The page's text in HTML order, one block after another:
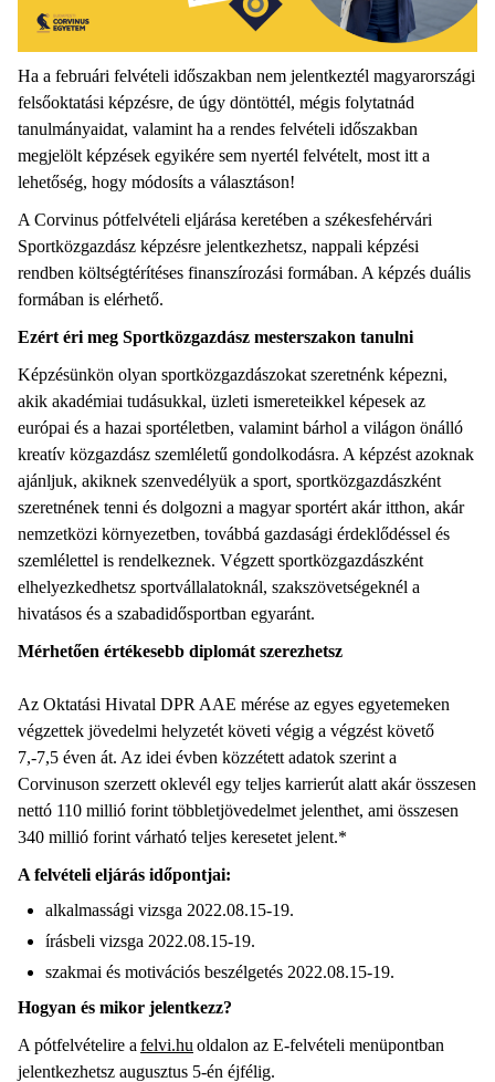
Ha a februári felvételi időszakban nem jelentkeztél magyarországi
felsőoktatási képzésre, de úgy döntöttél, mégis folytatnád
tanulmányaidat, valamint ha a rendes felvételi időszakban
megjelölt képzések egyikére sem nyertél felvételt, most itt a
lehetőség, hogy módosíts a választáson!
A Corvinus pótfelvételi eljárása keretében a székesfehérvári
Sportközgazdász képzésre jelentkezhetsz, nappali képzési
rendben költségtérítéses finanszírozási formában. A képzés duális
formában is elérhető.
Ezért éri meg Sportközgazdász mesterszakon tanulni
Képzésünkön olyan sportközgazdászokat szeretnénk képezni,
akik akadémiai tudásukkal, üzleti ismereteikkel képesek az
európai és a hazai sportéletben, valamint bárhol a világon önálló
kreatív közgazdász szemléletű gondolkodásra. A képzést azoknak
ajánljuk, akiknek szenvedélyük a sport, sportközgazdászként
szeretnének tenni és dolgozni a magyar sportért akár itthon, akár
nemzetközi környezetben, továbbá gazdasági érdeklődéssel és
szemlélettel is rendelkeznek. Végzett sportközgazdászként
elhelyezkedhetsz sportvállalatoknál, szakszövetségeknél a
hivatásos és a szabadidősportban egyaránt.
Mérhetően értékesebb diplomát szerezhetsz
Az Oktatási Hivatal DPR AAE mérése az egyes egyetemeken
végzettek jövedelmi helyzetét követi végig a végzést követő
7,-7,5 éven át. Az idei évben közzétett adatok szerint a
Corvinuson szerzett oklevél egy teljes karrierút alatt akár összesen
nettó 110 millió forint többletjövedelmet jelenthet, ami összesen
340 millió forint várható teljes keresetet jelent.*
A felvételi eljárás időpontjai:
alkalmassági vizsga 2022.08.15-19.
írásbeli vizsga 2022.08.15-19.
szakmai és motivációs beszélgetés 2022.08.15-19.
Hogyan és mikor jelentkezz?
A pótfelvételire a felvi.hu oldalon az E-felvételi menüpontban
jelentkezhetsz augusztus 5-én éjfélig.